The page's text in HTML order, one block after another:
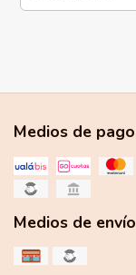
Medios de pago
Medios de envío